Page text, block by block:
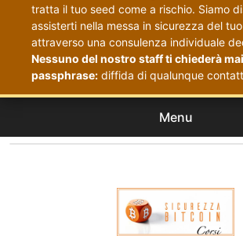
tratta il tuo seed come a rischio. Siamo
assisterti nella messa in sicurezza del
attraverso una consulenza individuale
Nessuno del nostro staff ti chiederà
passphrase: diffida di qualunque
Menu